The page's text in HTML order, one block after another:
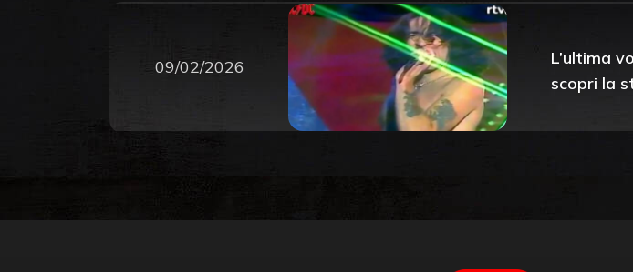
09/02/2026
L’ultima
scopri la